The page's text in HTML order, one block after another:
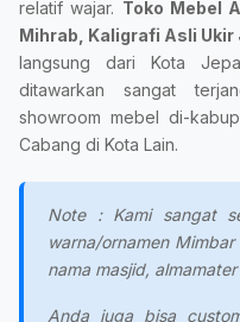
relatif wajar. Toko Mebel
Mihrab, Kaligrafi Asli Ukir
langsung dari Kota
ditawarkan sangat
showroom mebel di-
Cabang di Kota Lain.
Note : Kami sangat
warna/ornamen
nama masjid,
Anda juga bisa